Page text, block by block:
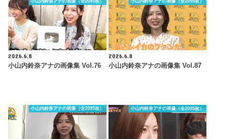
小山内鈴奈アナの画像（全2095枚）
2026.6.8
小山内鈴奈アナの画像集 Vol.76
小山内鈴奈アナの画像（全2095枚）
2026.6.8
小山内鈴奈アナの画像集 Vol.87
小山内鈴奈アナの画像（全2095枚） 小山内鈴奈アナの画像（全2095枚）